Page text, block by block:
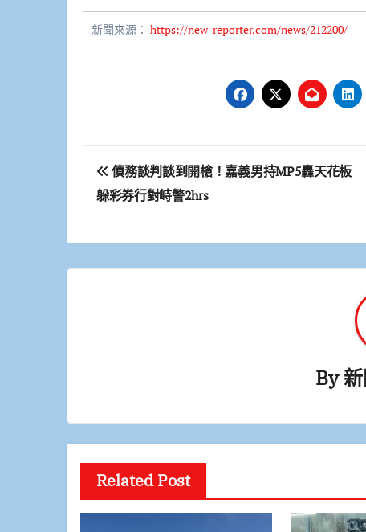
新聞來源： https://new-reporter.com/news/212200/
文
章
覽
債務談判談到開槍！嘉義男持MP5轟天花板
躲彩券行對峙警2hrs
By
Related Post